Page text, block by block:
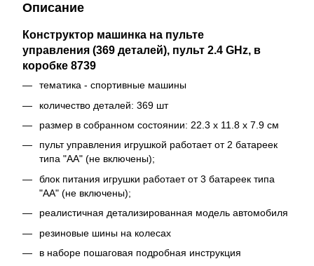
Описание
Конструктор машинка на пульте
управления (369 деталей), пульт 2.4 GHz, в
коробке 8739
тематика - спортивные машины
количество деталей: 369 шт
размер в собранном состоянии: 22.3 х 11.8 х 7.9 см
пульт управления игрушкой работает от 2 батареек
типа "АА" (не включены);
блок питания игрушки работает от 3 батареек типа
"АА" (не включены);
реалистичная детализированная модель автомобиля
резиновые шины на колесах
в наборе пошаговая подробная инструкция